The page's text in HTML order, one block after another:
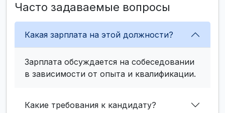
Часто задаваемые вопросы
Какая зарплата на этой должности?
Зарплата обсуждается на собеседовании
в зависимости от опыта и квалификации.
Какие требования к кандидату?